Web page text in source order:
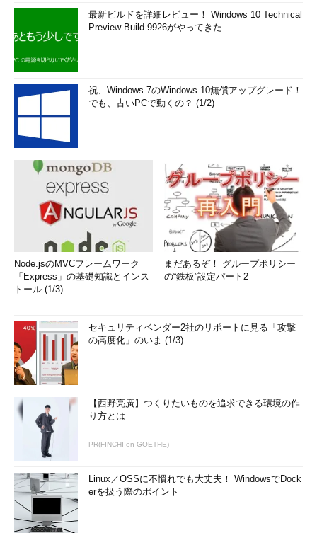
最新ビルドを詳細レビュー！ Windows 10 Technical
Preview Build 9926がやってきた ...
祝、Windows 7のWindows 10無償アップグレード！
でも、古いPCで動くの？ (1/2)
Node.jsのMVCフレームワーク
「Express」の基礎知識とインス
トール (1/3)
まだあるぞ！ グループポリシー
の“鉄板”設定パート2
セキュリティベンダー2社のリポートに見る「攻撃
の高度化」のいま (1/3)
【西野亮廣】つくりたいものを追求できる環境の作
り方とは
PR(FINCHI on GOETHE)
Linux／OSSに不慣れでも大丈夫！ WindowsでDock
erを扱う際のポイント